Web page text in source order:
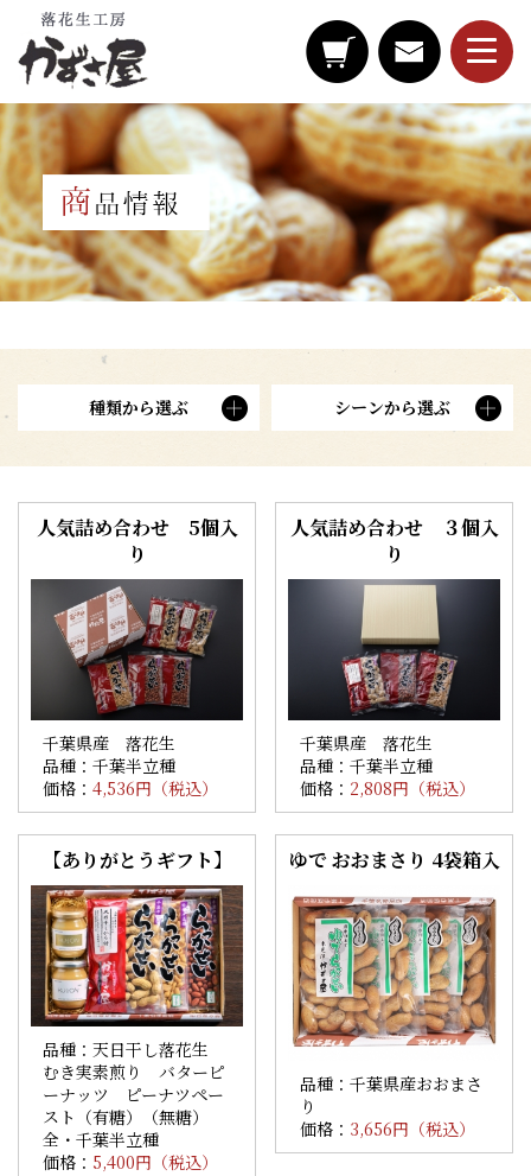
種類から選ぶ シーンから選ぶ
人気詰め合わせ 5個入
り
千葉県産 落花生
品種：千葉半立種
価格：4,536円（税込）
人気詰め合わせ ３個入
り
千葉県産 落花生
品種：千葉半立種
価格： 2,808円（税込）
【ありがとうギフト】
品種：天日干し落花生
むき実素煎り バターピ
ーナッツ ピーナツペー
スト（有糖）（無糖）
全・千葉半立種
価格： 5,400円（税込）
ゆで おおまさり 4袋箱入
品種：千葉県産おおまさ
り
価格： 3,656円（税込）